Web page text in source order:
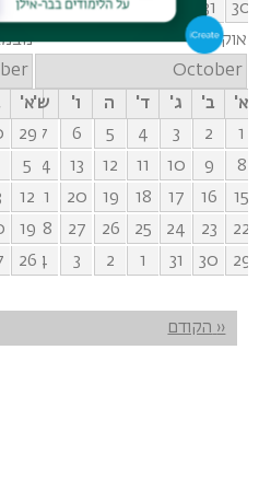
30
31
1
3
4
5
אוקטובר
October
א'
ב' ג' ד' ה ו'
ש'
1
2
3
4
5
6
7
8
9
10
11
12
13
14
15
16
17
18
19
20
21
22
23
24
25
26
27
28
29
30
31
1
2
3
4
א'
29
5
12
19
26
דפדוף
‹‹ הקודם